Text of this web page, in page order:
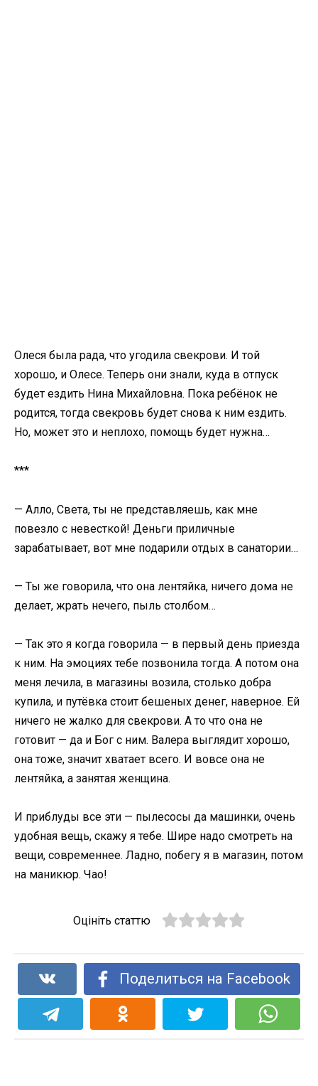
Олеся была рада, что угодила свекрови. И той
хорошо, и Олесе. Теперь они знали, куда в отпуск
будет ездить Нина Михайловна. Пока ребёнок не
родится, тогда свекровь будет снова к ним ездить.
Но, может это и неплохо, помощь будет нужна…
***
— Алло, Света, ты не представляешь, как мне
повезло с невесткой! Деньги приличные
зарабатывает, вот мне подарили отдых в санатории…
— Ты же говорила, что она лентяйка, ничего дома не
делает, жрать нечего, пыль столбом…
— Так это я когда говорила — в первый день приезда
к ним. На эмоциях тебе позвонила тогда. А потом она
меня лечила, в магазины возила, столько добра
купила, и путёвка стоит бешеных денег, наверное. Ей
ничего не жалко для свекрови. А то что она не
готовит — да и Бог с ним. Валера выглядит хорошо,
она тоже, значит хватает всего. И вовсе она не
лентяйка, а занятая женщина.
И приблуды все эти — пылесосы да машинки, очень
удобная вещь, скажу я тебе. Шире надо смотреть на
вещи, современнее. Ладно, побегу я в магазин, потом
на маникюр. Чао!
Оцініть статтю
Поделиться на Facebook